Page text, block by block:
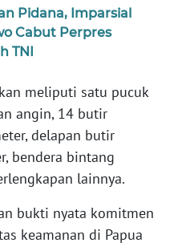
Pidana, Imparsial
Cabut Perpres
TNI
meliputi satu pucuk
angin, 14 butir
delapan butir
bendera bintang
lainnya.
bukti nyata komitmen
keamanan di Papua